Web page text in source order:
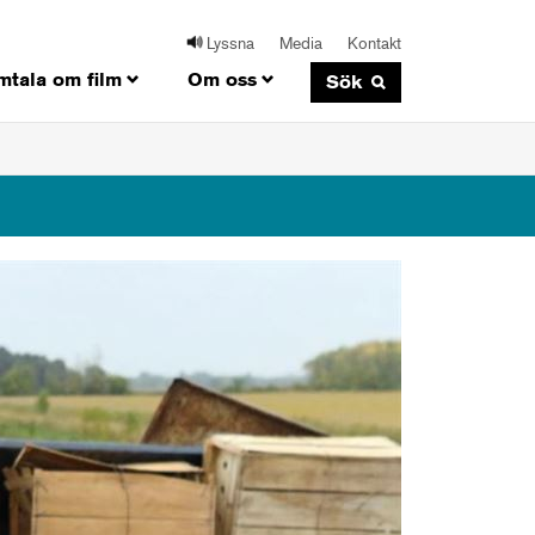
Lyssna Media Kontakt
om film Om oss Sök